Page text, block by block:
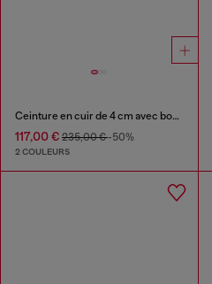
Ceinture en cuir de 4 cm avec boucle Oval D ornée de strass
117,00 € 235,00 €-50%
2 COULEURS